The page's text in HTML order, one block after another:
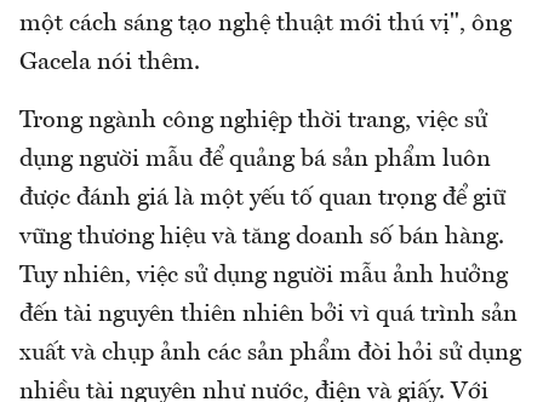
một cách sáng tạo nghệ thuật mới thú vị", ông
Gacela nói thêm.
Trong ngành công nghiệp thời trang, việc sử
dụng người mẫu để quảng bá sản phẩm luôn
được đánh giá là một yếu tố quan trọng để giữ
vững thương hiệu và tăng doanh số bán hàng.
Tuy nhiên, việc sử dụng người mẫu ảnh hưởng
đến tài nguyên thiên nhiên bởi vì quá trình sản
xuất và chụp ảnh các sản phẩm đòi hỏi sử dụng
nhiều tài nguyên như nước, điện và giấy. Với